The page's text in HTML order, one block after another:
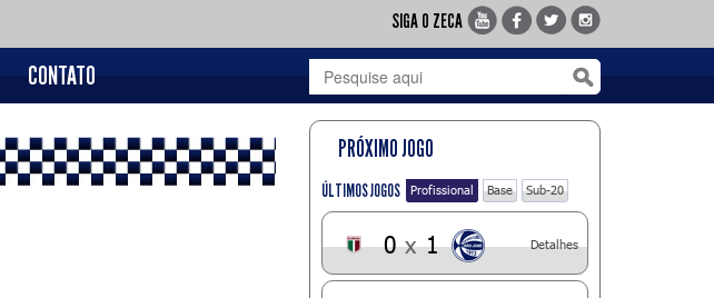
SIGA O ZECA
CONTATO
PRÓXIMO JOGO
ÚLTIMOS JOGOS Profissional Base Sub-20
0 x 1 Detalhes